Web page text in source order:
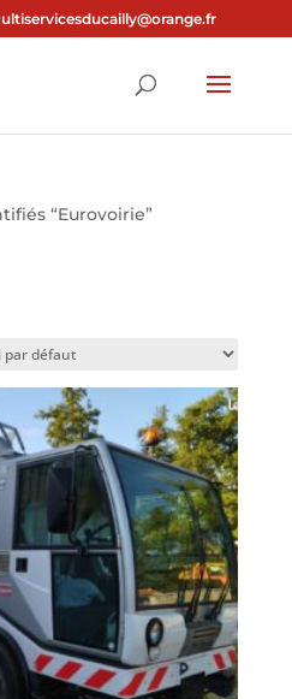
“Eurovoirie”